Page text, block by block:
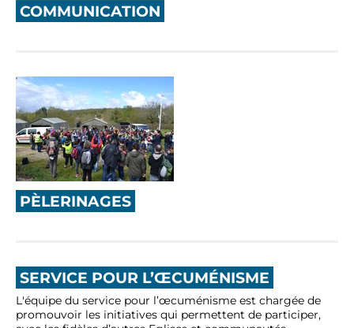
COMMUNICATION
PÈLERINAGES
SERVICE POUR L’ŒCUMÉNISME
L'équipe du service pour l’œcuménisme est chargée de
promouvoir les initiatives qui permettent de participer,